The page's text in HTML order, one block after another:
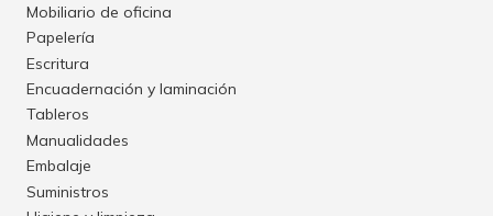
Mobiliario de oficina
Papelería
Escritura
Encuadernación y laminación
Tableros
Manualidades
Embalaje
Suministros